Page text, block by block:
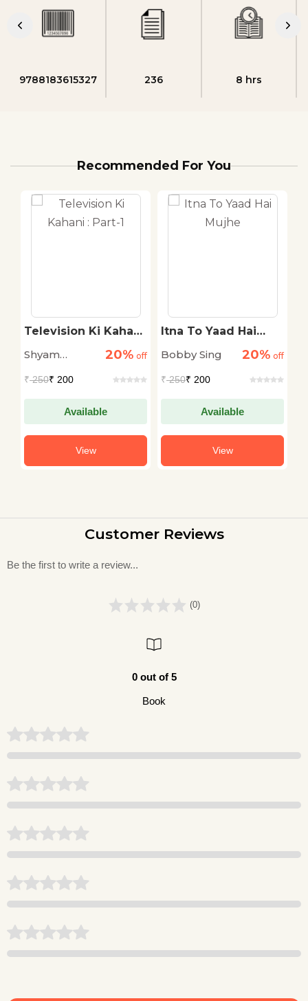
9788183615327 236 8 hrs
Recommended For You
Television Ki Kahani
Shyam
20% off
₹250₹ 200
Available
View
Itna To Yaad Hai
Bobby Sing
20% off
₹250₹ 200
Available
View
Customer Reviews
Be the first to write a review...
(0)
0 out of 5
Book